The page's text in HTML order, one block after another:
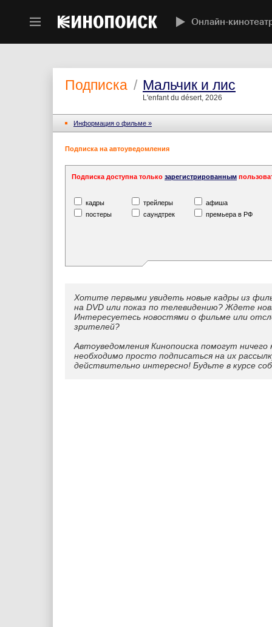
Онлайн-
Подписка / Мальчик и лис
L'enfant du désert, 2026
Информация o фильме »
Подписка на автоуведомления
Подписка доступна только зарегистрированным
кадры трейлеры
афиша
постеры
саундтрек премьера в РФ
Хотите первыми увидеть новые кадры из
на DVD или показ по телевидению? Ждете
Интересуетесь новостями о фильме или
зрителей?
Автоуведомления Кинопоиска помогут
необходимо просто подписаться на их
действительно интересно! Будьте в курсе